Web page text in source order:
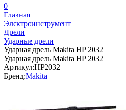
0
Главная
Электроинструмент
Дрели
Ударные дрели
Ударная дрель Makita HP 2032
Ударная дрель Makita HP 2032
Артикул:HP2032
Бренд:Makita